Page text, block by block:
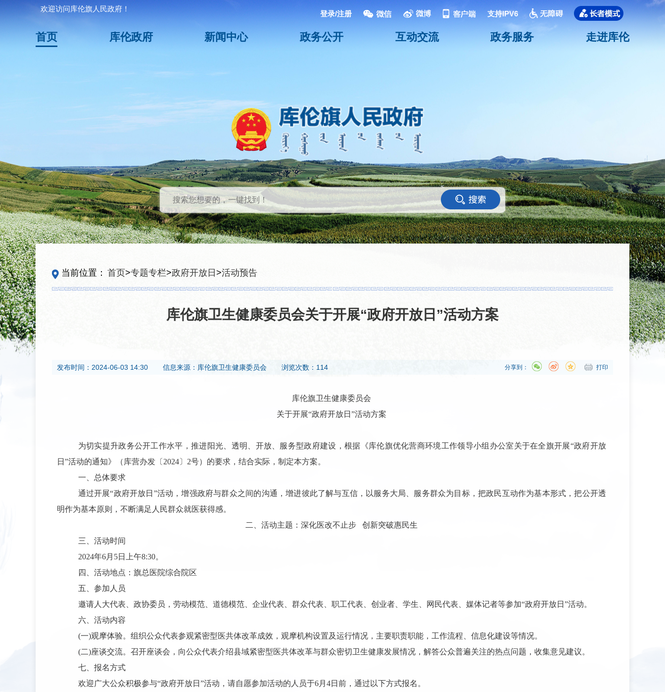
欢迎访问库伦旗人民政府！
登录/注册 支持IPV6
首页 库伦政府 新闻中心 政务公开 互动交流 政务服务 走进库伦
<
当前位置： 首页>专题专栏>政府开放日 >活动预告
库伦旗卫生健康委员会关于开展“政府开放日”活动方案
发布时间： 2024-06-03 14:30 信息来源： 库伦旗卫生健康委员会 浏览次数：114 打印
分享到：
库伦旗卫生健康委员会
关于开展“政府开放日”活动方案
为切实提升政务公开工作水平，推进阳光、透明、开放、服务型政府建设，根据《库伦旗优化营商环境工作领导小组办公室关于在全旗开展“政府开放
日”活动的通知》（库营办发〔2024〕2号）的要求，结合实际，制定本方案。
一、总体要求
通过开展“政府开放日”活动，增强政府与群众之间的沟通，增进彼此了解与互信，以服务大局、服务群众为目标，把政民互动作为基本形式，把公开透
明作为基本原则，不断满足人民群众就医获得感。
二、活动主题： 深化医改不止步
创新突破惠民生
三、活动时间
2024年6月5日上午8:30。
四、活动地点： 旗总医院综合院区
五、参加人员
邀请人大代表、政协委员，劳动模范、道德模范、企业代表、群众代表、职工代表、创业者、学生、网民代表、媒体记者等参加“政府开放日”活动。
六、活动内容
(一)观摩体验。 组织公众代表参观紧密型医共体改革成效，观摩机构设置及运行情况，主要职责职能，工作流程、信息化建设等情况。
(二)座谈交流。 召开座谈会，向公众代表介绍县域紧密型医共体改革与群众密切卫生健康发展情况，解答公众普遍关注的热点问题，收集意见建议。
七、报名方式
欢迎广大公众积极参与“政府开放日”活动，请自愿参加活动的人员于6月4日前，通过以下方式报名。